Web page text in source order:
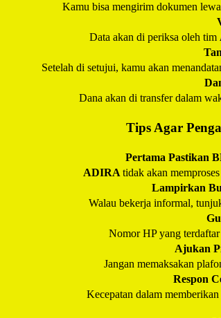
Kamu bisa mengirim dokumen
Data akan di periksa oleh tim
Setelah di setujui, kamu akan
Dana akan di transfer dalam
Tips Agar
Pertama Pastikan
ADIRA tidak akan
Lampirkan
Walau bekerja informal,
Nomor HP yang
Ajukan
Jangan memaksakan
Respon
Kecepatan dalam